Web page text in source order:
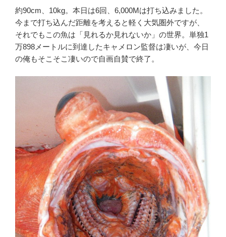
約90cm、10kg。本日は6回、6,000Mは打ち込みました。
今まで打ち込んだ距離を考えると軽く大気圏外ですが、
それでもこの魚は「見れるか見れないか」の世界。単独1
万898メートルに到達したキャメロン監督は凄いが、今日
の俺もそこそこ凄いので自画自賛で終了。